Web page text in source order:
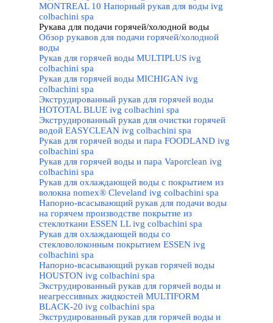
MONTREAL 10 Напорный рукав для воды ivg
colbachini spa
Рукава для подачи горячей/холодной воды
Обзор рукавов для подачи горячей/холодной
воды
Рукав для горячей воды MULTIPLUS ivg
colbachini spa
Рукав для горячей воды MICHIGAN ivg
colbachini spa
Экструдированный рукав для горячей воды
HOTOTAL BLUE ivg colbachini spa
Экструдированный рукав для очистки горячей
водой EASYCLEAN ivg colbachini spa
Рукав для горячей воды и пара FOODLAND ivg
colbachini spa
Рукав для горячей воды и пара Vaporclean ivg
colbachini spa
Рукав для охлаждающей воды с покрытием из
волокна nomex® Cleveland ivg colbachini spa
Напорно-всасывающий рукав для подачи воды
на горячем производстве покрытие из
стеклоткани ESSEN LL ivg colbachini spa
Рукав для охлаждающей воды со
стекловолоконным покрытием ESSEN ivg
colbachini spa
Напорно-всасывающий рукав горячей воды
HOUSTON ivg colbachini spa
Экструдированный рукав для горячей воды и
неагрессивных жидкостей MULTIFORM
BLACK-20 ivg colbachini spa
Экструдированный рукав для горячей воды и